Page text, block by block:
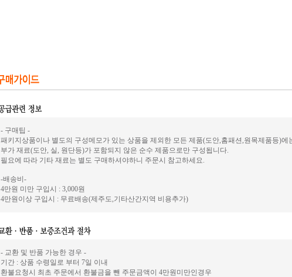
- 구매팁 -
패키지상품이나 별도의 구성메모가 있는 상품을 제외한 모든 제품(도안,홈패션,원목제품등)에
부가 재료(도안, 실, 원단등)가 포함되지 않은 순수 제품으로만 구성됩니다.
필요에 따라 기타 재료는 별도 구매하셔야하니 주문시 참고하세요.
-배송비-
4만원 미만 구입시 : 3,000원
4만원이상 구입시 : 무료배송(제주도,기타산간지역 비용추가)
- 교환 및 반품 가능한 경우 -
기간 : 상품 수령일로 부터 7일 이내
환불요청시 최초 주문에서 환불금을 뺀 주문금액이 4만원미만인경우